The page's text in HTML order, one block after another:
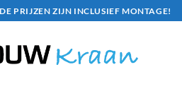
PRIJZEN ZIJN INCLUSIEF MONTAGE!